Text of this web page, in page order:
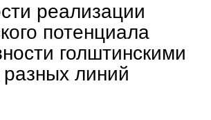
реализации
потенциала
голштинскими
линий